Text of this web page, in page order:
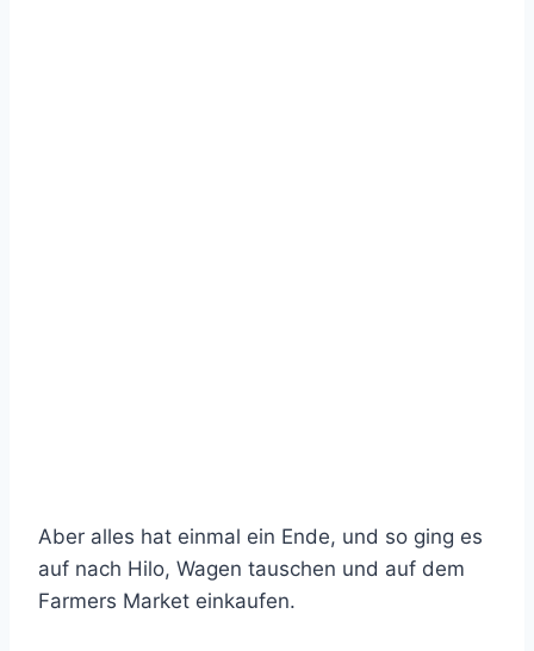
Aber alles hat einmal ein Ende, und so ging es
auf nach Hilo, Wagen tauschen und auf dem
Farmers Market einkaufen.